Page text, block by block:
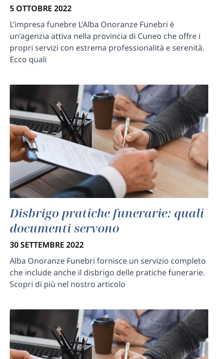
5 OTTOBRE 2022
L’impresa funebre L’Alba Onoranze Funebri è
un’agenzia attiva nella provincia di Cuneo che offre i
propri servizi con estrema professionalità e serenità.
Ecco quali
Disbrigo pratiche funerarie: quali
documenti servono
30 SETTEMBRE 2022
Alba Onoranze Funebri fornisce un servizio completo
che include anche il disbrigo delle pratiche funerarie.
Scopri di più nel nostro articolo